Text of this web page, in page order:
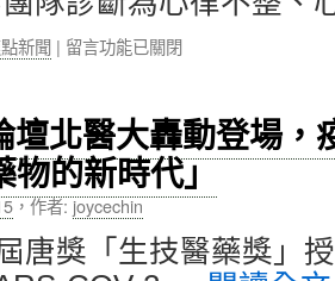
牌
暨
質
子
中
心
啟
用
典
新聞 | 在
體
系
成
功
完
成
首
留言功能已關閉
壇北醫大轟動登場，
物的新時代」
，作者: joycechin
唐獎「生技醫藥獎」